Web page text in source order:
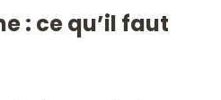
: ce qu’il faut